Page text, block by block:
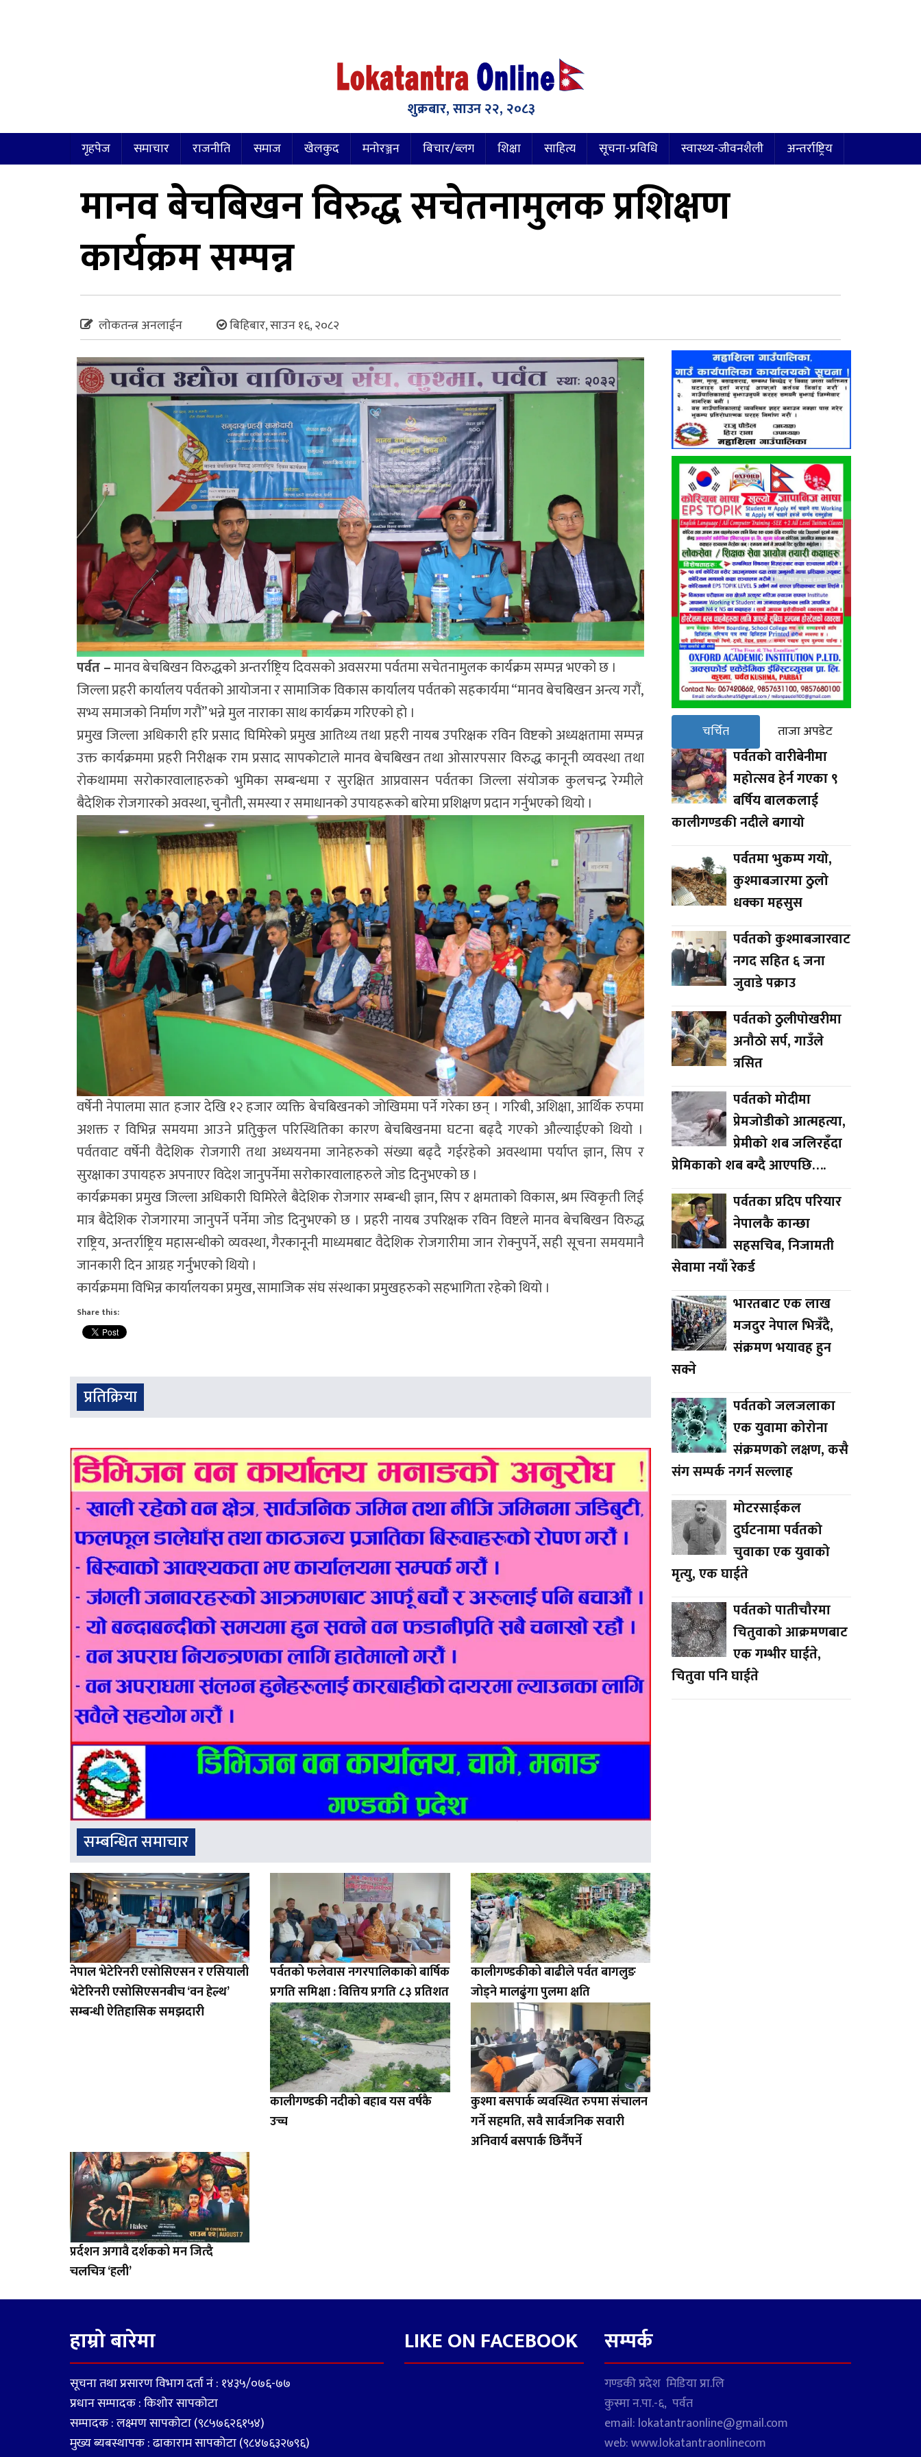
शुक्रबार, साउन २२, २०८३
गृहपेज समाचार राजनीति समाज खेलकुद मनोरञ्जन बिचार/ब्लग शिक्षा साहित्य सूचना-प्रविधि स्वास्थ्य-जीवनशैली अन्तर्राष्ट्रिय
मानव बेचबिखन विरुद्ध सचेतनामुलक प्रशिक्षण
कार्यक्रम सम्पन्न
लोकतन्त्र अनलाईन बिहिबार, साउन १६, २०८२
पर्वत –मानव बेचबिखन विरुद्धको अन्तर्राष्ट्रिय दिवसको अवसरमा पर्वतमा सचेतनामुलक कार्यक्रम सम्पन्न भएको छ ।
जिल्ला प्रहरी कार्यालय पर्वतको आयोजना र सामाजिक विकास कार्यालय पर्वतको सहकार्यमा “मानव बेचबिखन अन्त्य गरौं,
सभ्य समाजको निर्माण गरौं” भन्ने मुल नाराका साथ कार्यक्रम गरिएको हो ।
प्रमुख जिल्ला अधिकारी हरि प्रसाद घिमिरेको प्रमुख आतिथ्य तथा प्रहरी नायब उपरिक्षक रविन विष्टको अध्यक्षतामा सम्पन्न
उक्त कार्यक्रममा प्रहरी निरीक्षक राम प्रसाद सापकोटाले मानव बेचबिखन तथा ओसारपसार विरुद्ध कानूनी व्यवस्था तथा
रोकथाममा सरोकारवालाहरुको भुमिका सम्बन्धमा र सुरक्षित आप्रवासन पर्वतका जिल्ला संयोजक कुलचन्द्र रेग्मीले
बैदेशिक रोजगारको अवस्था, चुनौती, समस्या र समाधानको उपायहरूको बारेमा प्रशिक्षण प्रदान गर्नुभएको थियो ।
वर्षेनी नेपालमा सात हजार देखि १२ हजार व्यक्ति बेचबिखनको जोखिममा पर्ने गरेका छन् । गरिबी, अशिक्षा, आर्थिक रुपमा
अशक्त र विभिन्न समयमा आउने प्रतिुकुल परिस्थितिका कारण बेचबिखनमा घटना बढ्दै गएको औल्याईएको थियो ।
पर्वतवाट वर्षेनी वैदेशिक रोजगारी तथा अध्ययनमा जानेहरुको संख्या बढ्दै गईरहेको अवस्थामा पर्याप्त ज्ञान, सिप र
सुरक्षाका उपायहरु अपनाएर विदेश जानुपर्नेमा सरोकारवालाहरुले जोड दिनुभएको छ ।
कार्यक्रमका प्रमुख जिल्ला अधिकारी घिमिरेले बैदेशिक रोजगार सम्बन्धी ज्ञान, सिप र क्षमताको विकास, श्रम स्विकृती लिई
मात्र बैदेशिक रोजगारमा जानुपर्ने पर्नेमा जोड दिनुभएको छ । प्रहरी नायब उपरिक्षक रविन विष्टले मानव बेचबिखन विरुद्ध
राष्ट्रिय, अन्तर्राष्ट्रिय महासन्धीको व्यवस्था, गैरकानूनी माध्यमबाट वैदेशिक रोजगारीमा जान रोक्नुपर्ने, सही सूचना समयमानै
जानकारी दिन आग्रह गर्नुभएको थियो ।
कार्यक्रममा विभिन्न कार्यालयका प्रमुख, सामाजिक संघ संस्थाका प्रमुखहरुको सहभागिता रहेको थियो ।
Share this:
प्रतिक्रिया
सम्बन्धित समाचार
नेपाल भेटेरिनरी एसोसिएसन र एसियाली
भेटेरिनरी एसोसिएसनबीच ‘वन हेल्थ’
सम्बन्धी ऐतिहासिक समझदारी
पर्वतको फलेवास नगरपालिकाको बार्षिक
प्रगति समिक्षा : वित्तिय प्रगति ८३ प्रतिशत
कालीगण्डकीको बाढीले पर्वत बागलुङ
जोड्ने मालढुंगा पुलमा क्षति
कालीगण्डकी नदीको बहाब यस वर्षकै
उच्च
कुश्मा बसपार्क व्यवस्थित रुपमा संचालन
गर्ने सहमति, सवै सार्वजनिक सवारी
अनिवार्य बसपार्क छिर्नैपर्ने
प्रर्दशन अगावै दर्शकको मन जित्दै
चलचित्र ‘हली’
चर्चित ताजा अपडेट
पर्वतको वारीबेनीमा
महोत्सव हेर्न गएका ९
बर्षिय बालकलाई
कालीगण्डकी नदीले बगायो
पर्वतमा भुकम्प गयो,
कुश्माबजारमा ठुलो
धक्का महसुस
पर्वतको कुश्माबजारवाट
नगद सहित ६ जना
जुवाडे पक्राउ
पर्वतको ठुलीपोखरीमा
अनौठो सर्प, गाउँले
त्रसित
पर्वतको मोदीमा
प्रेमजोडीको आत्महत्या,
प्रेमीको शब जलिरहँदा
प्रेमिकाको शब बग्दै आएपछि….
पर्वतका प्रदिप परियार
नेपालकै कान्छा
सहसचिब, निजामती
सेवामा नयाँ रेकर्ड
भारतबाट एक लाख
मजदुर नेपाल भित्रँदै,
संक्रमण भयावह हुन
सक्ने
पर्वतको जलजलाका
एक युवामा कोरोना
संक्रमणको लक्षण, कसै
संग सम्पर्क नगर्न सल्लाह
मोटरसाईकल
दुर्घटनामा पर्वतको
चुवाका एक युवाको
मृत्यु, एक घाईते
पर्वतको पातीचौरमा
चितुवाको आक्रमणबाट
एक गम्भीर घाईते,
चितुवा पनि घाईते
हाम्रो बारेमा
सूचना तथा प्रसारण विभाग दर्ता नं : १४३५/०७६-७७
प्रधान सम्पादक : किशोर सापकोटा
सम्पादक : लक्ष्मण सापकोटा (९८५७६२६१५४)
मुख्य ब्यबस्थापक : ढाकाराम सापकोटा (९८४७६३२७९६)
LIKE ON FACEBOOK सम्पर्क
गण्डकी प्रदेश मिडिया प्रा.लि
कुस्मा न.पा.-६, पर्वत
email: lokatantraonline@gmail.com
web: www.lokatantraonlinecom